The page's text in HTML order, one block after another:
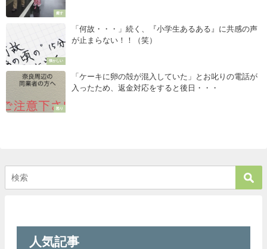
癒す
懐かしい
「何故・・・」続く、『小学生あるある』に共感の声
が止まらない！！（笑）
怒り
「ケーキに卵の殻が混入していた」とお叱りの電話が
入ったため、返金対応をすると後日・・・
人気記事